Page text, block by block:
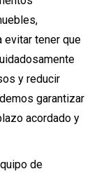
evitar tener que
y reducir
garantizar
acordado y
de